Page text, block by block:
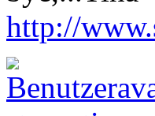
http://